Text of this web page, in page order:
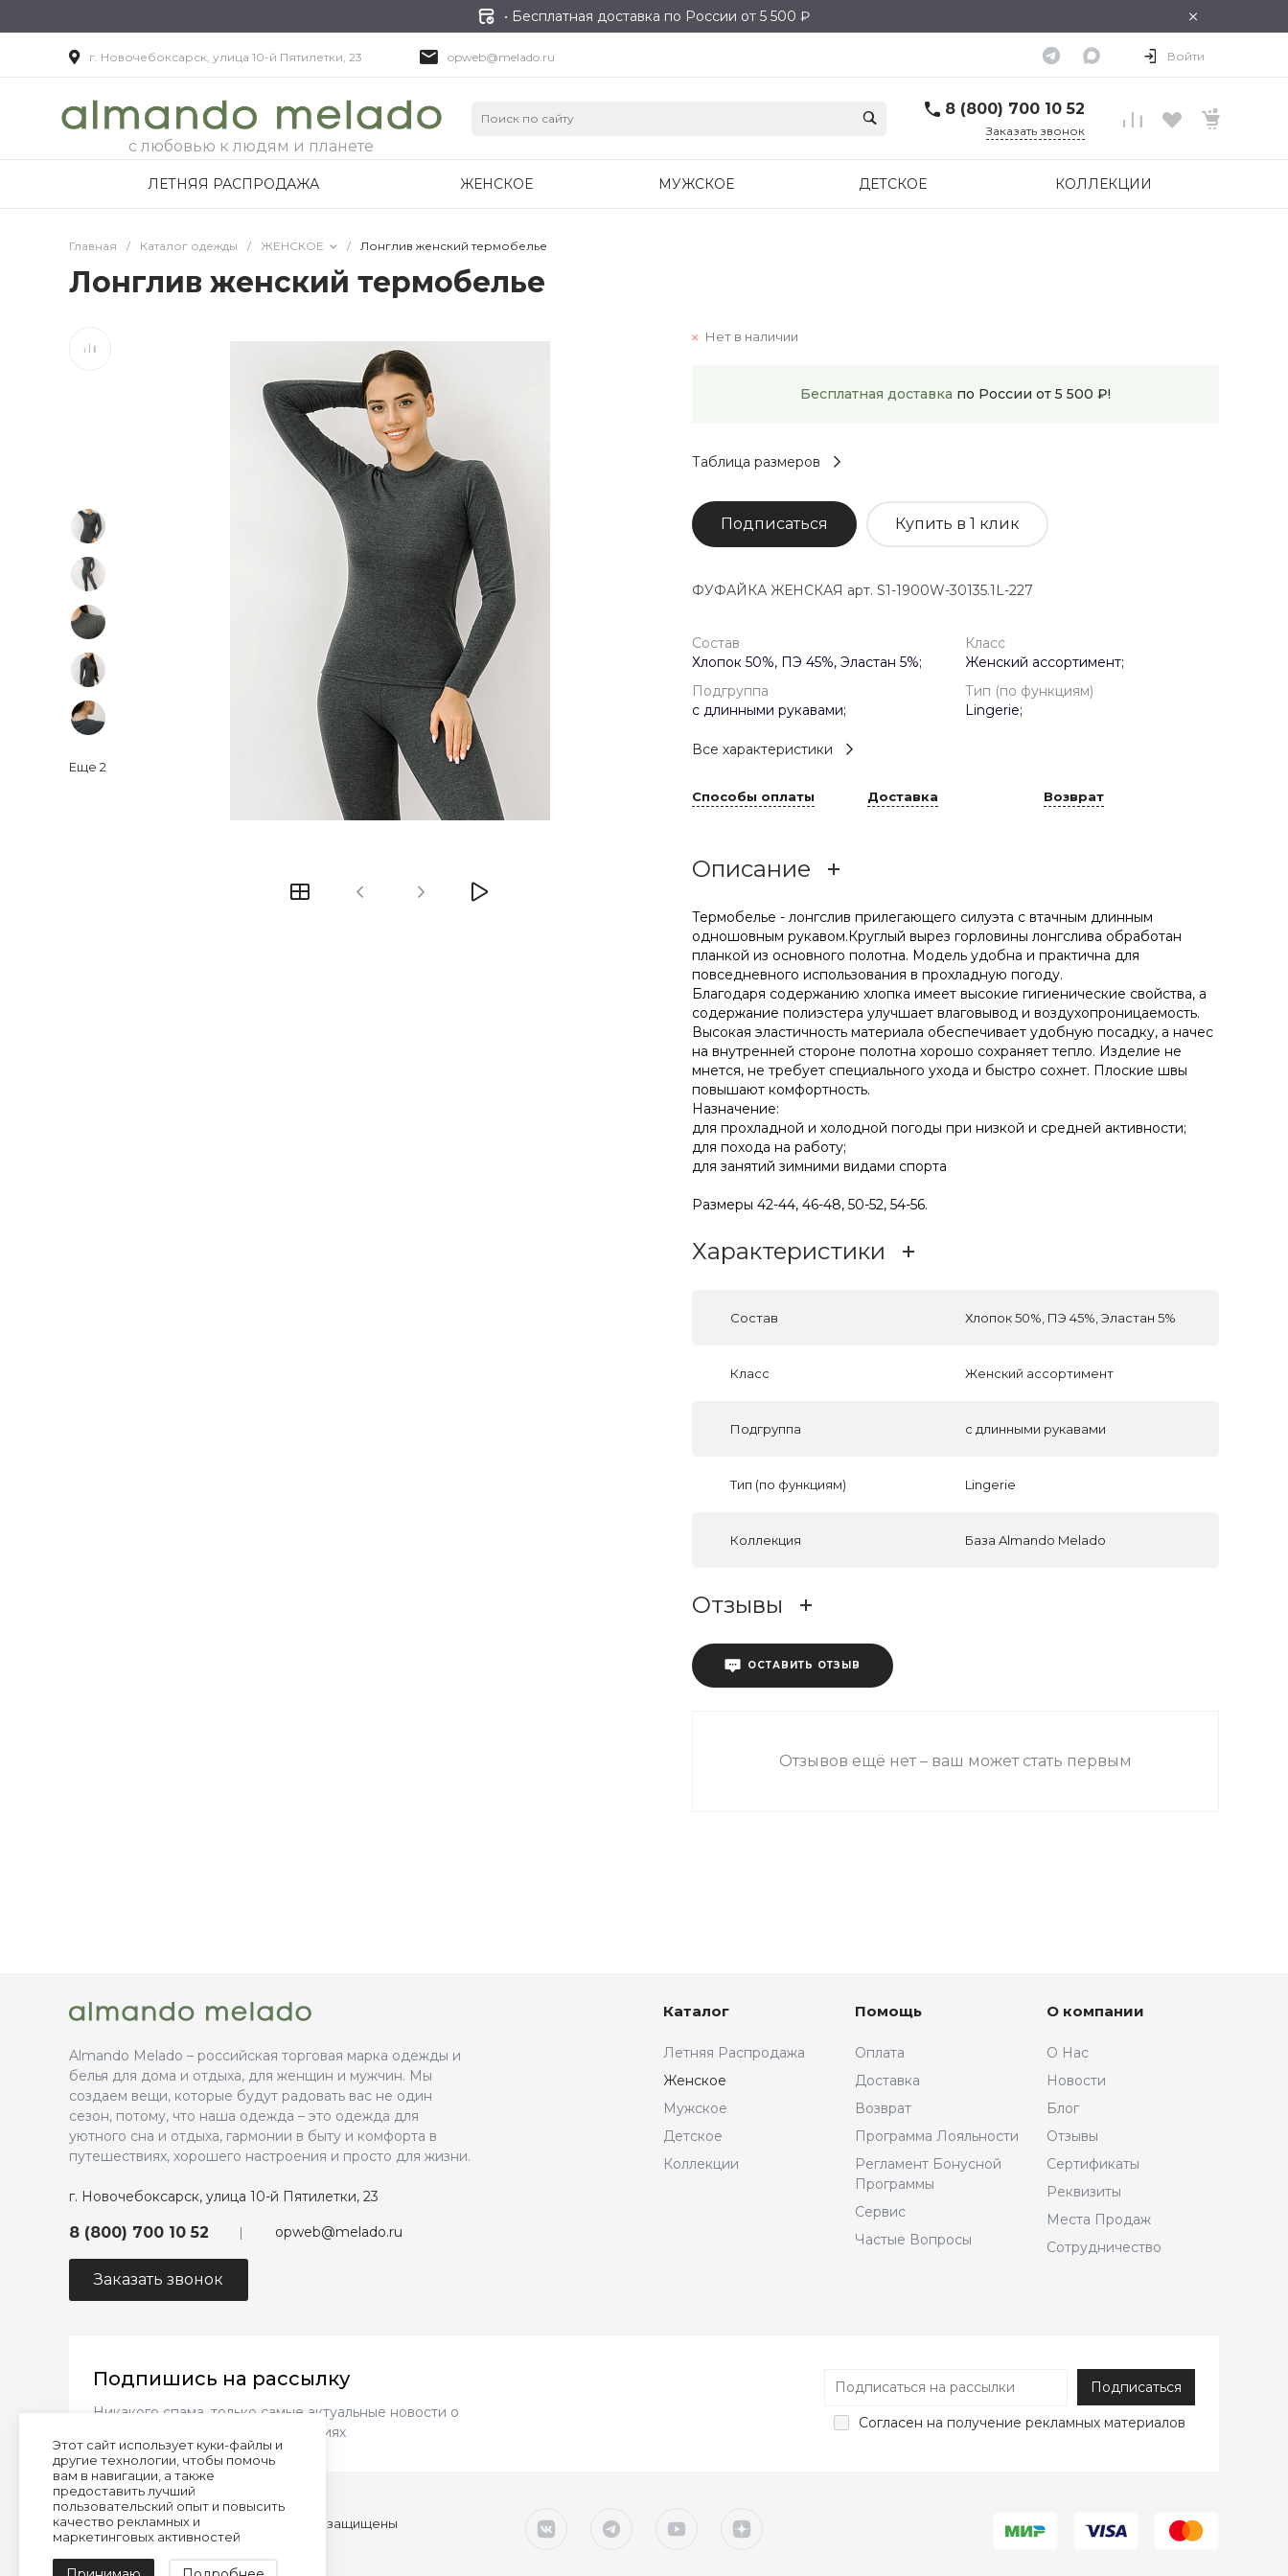
• Бесплатная доставка по России от 5 500 ₽ ×
г. Новочебоксарск, улица 10-й Пятилетки, 23 opweb@melado.ru Войти
с любовью к людям и планете
8 (800) 700 10 52
Заказать звонок
ЛЕТНЯЯ РАСПРОДАЖА ЖЕНСКОЕ МУЖСКОЕ ДЕТСКОЕ КОЛЛЕКЦИИ
Главная / Каталог одежды / ЖЕНСКОЕ / Лонглив женский термобелье
Лонглив женский термобелье
Еще 2
Нет в наличии
Бесплатная доставка по России от 5 500 ₽!
Таблица размеров
Подписаться Купить в 1 клик
ФУФАЙКА ЖЕНСКАЯ арт. S1-1900W-30135.1L-227
Состав
Хлопок 50%, ПЭ 45%, Эластан 5%;
Класс
Женский ассортимент;
Подгруппа
с длинными рукавами;
Тип (по функциям)
Lingerie;
Все характеристики
Способы оплаты Доставка Возврат
Описание
Термобелье - лонгслив прилегающего силуэта с втачным длинным
одношовным рукавом.Круглый вырез горловины лонгслива обработан
планкой из основного полотна. Модель удобна и практична для
повседневного использования в прохладную погоду.
Благодаря содержанию хлопка имеет высокие гигиенические свойства, а
содержание полиэстера улучшает влаговывод и воздухопроницаемость.
Высокая эластичность материала обеспечивает удобную посадку, а начес
на внутренней стороне полотна хорошо сохраняет тепло. Изделие не
мнется, не требует специального ухода и быстро сохнет. Плоские швы
повышают комфортность.
Назначение:
для прохладной и холодной погоды при низкой и средней активности;
для похода на работу;
для занятий зимними видами спорта
Размеры 42-44, 46-48, 50-52, 54-56.
Характеристики
Состав Хлопок 50%, ПЭ 45%, Эластан 5%
Класс Женский ассортимент
Подгруппа с длинными рукавами
Тип (по функциям) Lingerie
Коллекция База Almando Melado
Отзывы
ОСТАВИТЬ ОТЗЫВ
Отзывов ещё нет – ваш может стать первым
Almando Melado – российская торговая марка одежды и
белья для дома и отдыха, для женщин и мужчин. Мы
создаем вещи, которые будут радовать вас не один
сезон, потому, что наша одежда – это одежда для
уютного сна и отдыха, гармонии в быту и комфорта в
путешествиях, хорошего настроения и просто для жизни.
г. Новочебоксарск, улица 10-й Пятилетки, 23
8 (800) 700 10 52 opweb@melado.ru
Заказать звонок
Каталог
Летняя Распродажа
Женское
Мужское
Детское
Коллекции
Помощь
Оплата
Доставка
Возврат
Программа Лояльности
Регламент Бонусной
Программы
Сервис
Частые Вопросы
О компании
О Нас
Новости
Блог
Отзывы
Сертификаты
Реквизиты
Места Продаж
Сотрудничество
Подпишись на рассылку
Никакого спама, только самые актуальные новости о
новинках и выгодных предложениях
Согласен на получение рекламных материалов
© 2026 almando melado, Все права защищены
Сделано командой
Этот сайт использует куки-файлы и
другие технологии, чтобы помочь
вам в навигации, а также
предоставить лучший
пользовательский опыт и повысить
качество рекламных и
маркетинговых активностей